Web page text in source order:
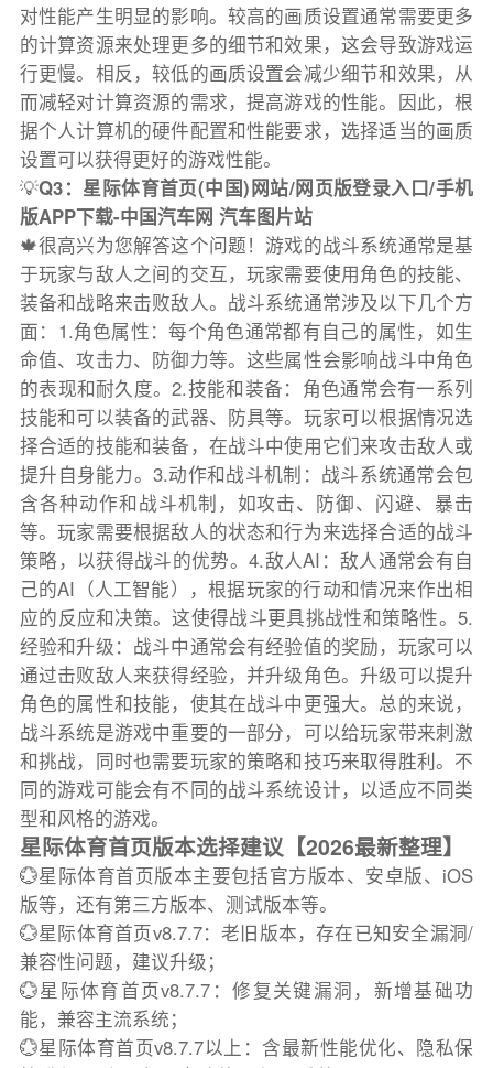
对性能产生明显的影响。较高的画质设置通常需要更多
的计算资源来处理更多的细节和效果，这会导致游戏运
行更慢。相反，较低的画质设置会减少细节和效果，从
而减轻对计算资源的需求，提高游戏的性能。因此，根
据个人计算机的硬件配置和性能要求，选择适当的画质
设置可以获得更好的游戏性能。
💡Q3：星际体育首页(中国)网站/网页版登录入口/手机
版APP下载-中国汽车网 汽车图片站
🍁很高兴为您解答这个问题！游戏的战斗系统通常是基
于玩家与敌人之间的交互，玩家需要使用角色的技能、
装备和战略来击败敌人。战斗系统通常涉及以下几个方
面：1.角色属性：每个角色通常都有自己的属性，如生
命值、攻击力、防御力等。这些属性会影响战斗中角色
的表现和耐久度。2.技能和装备：角色通常会有一系列
技能和可以装备的武器、防具等。玩家可以根据情况选
择合适的技能和装备，在战斗中使用它们来攻击敌人或
提升自身能力。3.动作和战斗机制：战斗系统通常会包
含各种动作和战斗机制，如攻击、防御、闪避、暴击
等。玩家需要根据敌人的状态和行为来选择合适的战斗
策略，以获得战斗的优势。4.敌人AI：敌人通常会有自
己的AI（人工智能），根据玩家的行动和情况来作出相
应的反应和决策。这使得战斗更具挑战性和策略性。5.
经验和升级：战斗中通常会有经验值的奖励，玩家可以
通过击败敌人来获得经验，并升级角色。升级可以提升
角色的属性和技能，使其在战斗中更强大。总的来说，
战斗系统是游戏中重要的一部分，可以给玩家带来刺激
和挑战，同时也需要玩家的策略和技巧来取得胜利。不
同的游戏可能会有不同的战斗系统设计，以适应不同类
型和风格的游戏。
星际体育首页版本选择建议【2026最新整理】
💮星际体育首页版本主要包括官方版本、安卓版、iOS
版等，还有第三方版本、测试版本等。
💮星际体育首页v8.7.7：老旧版本，存在已知安全漏洞/
兼容性问题，建议升级；
💮星际体育首页v8.7.7：修复关键漏洞，新增基础功
能，兼容主流系统；
💮星际体育首页v8.7.7以上：含最新性能优化、隐私保